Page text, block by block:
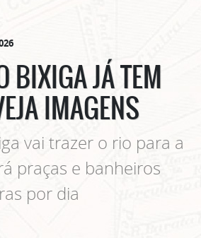
BIXIGA JÁ TEM
IMAGENS
vai trazer o rio para a
praças e banheiros
por dia